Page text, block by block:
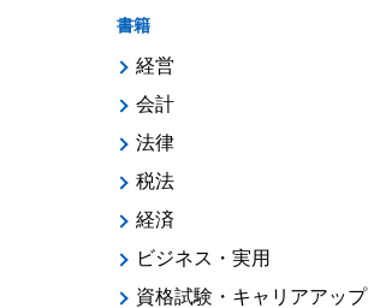
書籍
経営
会計
法律
税法
経済
ビジネス・実用
資格試験・キャリアアップ